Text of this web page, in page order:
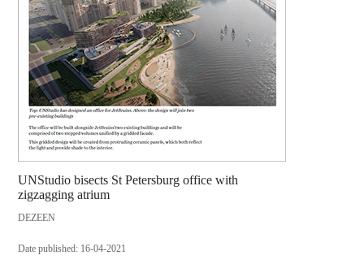
UNStudio bisects St Petersburg office with
zigzagging atrium
DEZEEN
Date published: 16-04-2021